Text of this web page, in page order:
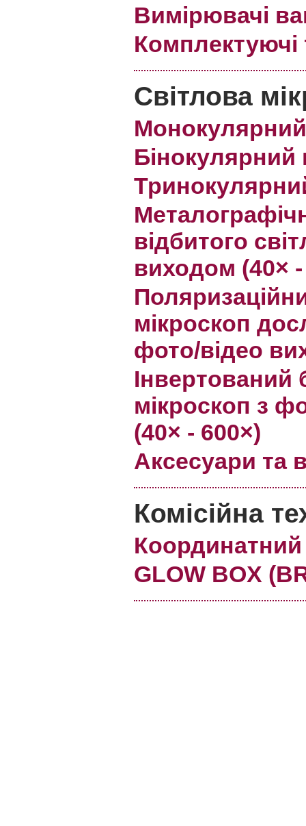
Вимірювачі
Комплектуючі
Світлова
Бінокулярний
відбитого
виходом (40×
мікроскоп
фото/відео
Інвертований
мікроскоп з
(40× - 600×)
Аксесуари та
Комісійна
Координатний
GLOW BOX